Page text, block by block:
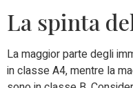
La spinta
La maggior parte degli
in classe A4, mentre la